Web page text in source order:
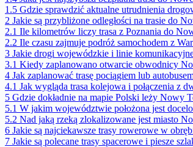
1.5 Gdzie sprawdzić aktualne utrudnienia
2 Jakie są przybliżone odległości na trasie do
2.1 Ile kilometrów liczy trasa z Poznania do
2.2 Ile czasu zajmuje podróż samochodem z
3 Jakie drogi wojewódzkie i linie
3.1 Kiedy zaplanowano otwarcie obwodnicy
4 Jak zaplanować trasę pociągiem lub
4.1 Jak wygląda trasa kolejowa i połączenia z
5 Gdzie dokładnie na mapie Polski leży Nowy
5.1 W jakim województwie położona jest
5.2 Nad jaką rzeką zlokalizowane jest miasto
6 Jakie są najciekawsze trasy rowerowe w
7 Jakie są polecane trasy spacerowe i piesze